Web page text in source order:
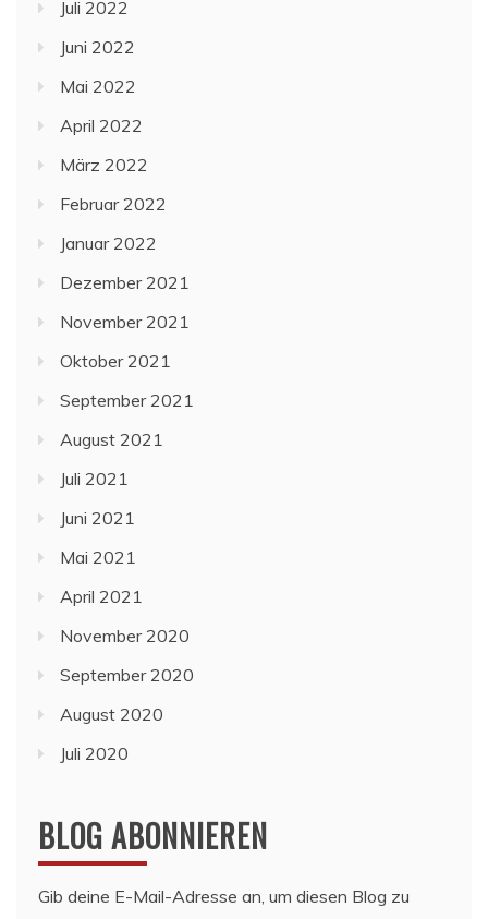
Juli 2022
Juni 2022
Mai 2022
April 2022
März 2022
Februar 2022
Januar 2022
Dezember 2021
November 2021
Oktober 2021
September 2021
August 2021
Juli 2021
Juni 2021
Mai 2021
April 2021
November 2020
September 2020
August 2020
Juli 2020
BLOG ABONNIEREN
Gib deine E-Mail-Adresse an, um diesen Blog zu